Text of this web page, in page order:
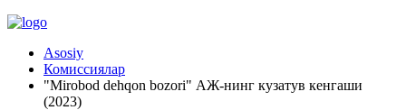
Asosiy
Комиссиялар
"Mirobod dehqon bozori" АЖ-нинг кузатув кенгаши
(2023)